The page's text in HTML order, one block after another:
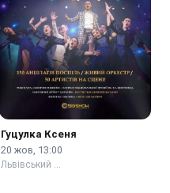
Гуцулка Ксеня
20 жов, 13:00
Львівський …